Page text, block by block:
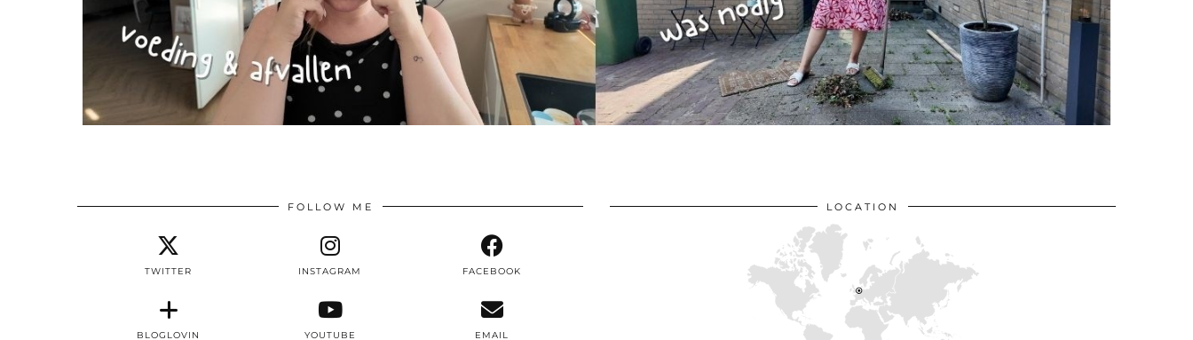
FOLLOW ME
TWITTER INSTAGRAM FACEBOOK
BLOGLOVIN YOUTUBE EMAIL
LOCATION